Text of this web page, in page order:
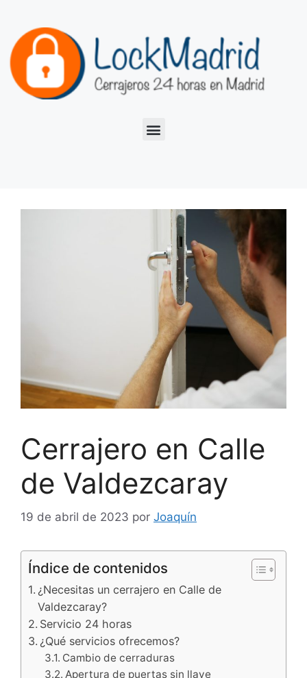
Cerrajero en Calle
de Valdezcaray
19 de abril de 2023 por Joaquín
Índice de contenidos
¿Necesitas un cerrajero en Calle de
Valdezcaray?
Servicio 24 horas
¿Qué servicios ofrecemos?
Cambio de cerraduras
Apertura de puertas sin llave